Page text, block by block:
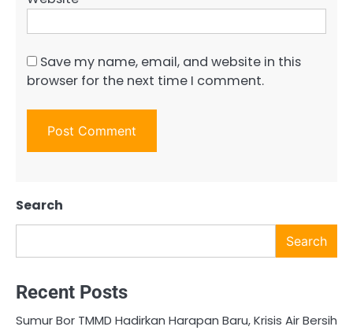
Save my name, email, and website in this
browser for the next time I comment.
Search
Search
Recent Posts
Sumur Bor TMMD Hadirkan Harapan Baru, Krisis Air Bersih